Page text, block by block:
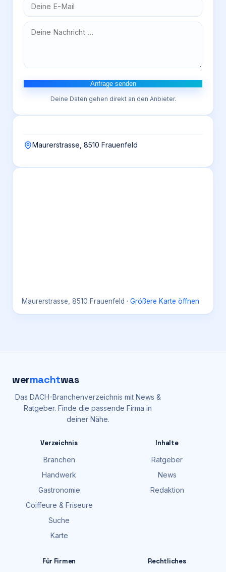
Anfrage senden
Deine Daten gehen direkt an den Anbieter.
Maurerstrasse, 8510 Frauenfeld
Maurerstrasse, 8510 Frauenfeld · Größere Karte öffnen
wermachtwas
Das DACH-Branchenverzeichnis mit News &
Ratgeber. Finde die passende Firma in
deiner Nähe.
Verzeichnis
Branchen
Handwerk
Gastronomie
Coiffeure & Friseure
Suche
Karte
Inhalte
Ratgeber
News
Redaktion
Für Firmen Rechtliches